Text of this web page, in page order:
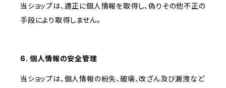
当ショップは、適正に個人情報を取得し、偽りその他不正の
手段により取得しません。
6. 個人情報の安全管理
当ショップは、個人情報の紛失、破壊、改ざん及び漏洩など